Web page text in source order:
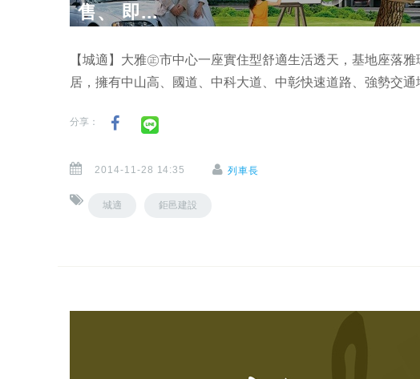
售、 即...
【城適】大雅㊣市中心一座實住型舒適生活透天，基地座落
居，擁有中山高、國道、中科大道、中彰快速道路、強勢交通
分享：
2014-11-28 14:35 列車長
城適 鉅邑建設